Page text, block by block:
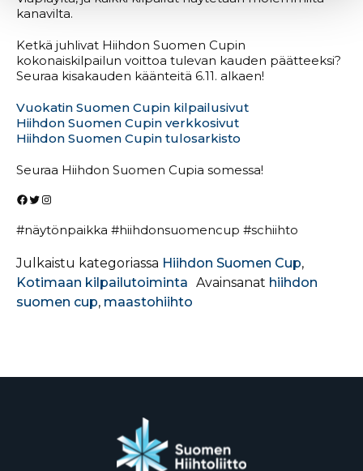
kanavilta.
Ketkä juhlivat Hiihdon Suomen Cupin
kokonaiskilpailun voittoa tulevan kauden päätteeksi?
Seuraa kisakauden käänteitä 6.11. alkaen!
Vuokatin Suomen Cupin kilpailusivut
Hiihdon Suomen Cupin verkkosivut
Hiihdon Suomen Cupin tulosarkisto
Seuraa Hiihdon Suomen Cupia somessa!
Facebook
Twitter
Instagram
#näytönpaikka #hiihdonsuomencup #schiihto
Julkaistu kategoriassa Hiihdon Suomen Cup,
Kotimaan kilpailutoiminta Avainsanat hiihdon
suomen cup, maastohiihto